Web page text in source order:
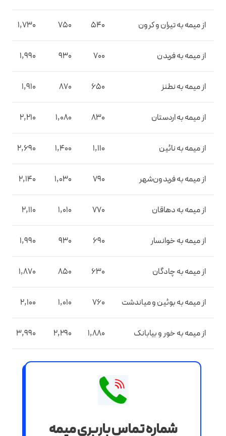
از میمه به تیران و کرون 540
750
1,730
از میمه به فریدن 700
930
1,990
از میمه به نطنز 650
870
1,910
از میمه به اردستان 830
1,080
2,210
از میمه به نائین 1,110
1,400
2,690
از میمه به فریدون‌شهر 790
1,030
2,140
از میمه به دهاقان 770
1,010
2,110
از میمه به خوانسار 690
930
1,990
از میمه به چادگان 630
850
1,870
از میمه به بوئین و میاندشت 760
1,010
2,100
از میمه به خور و بیابانک 1,880
2,290
3,990
شماره تماس باربری میمه